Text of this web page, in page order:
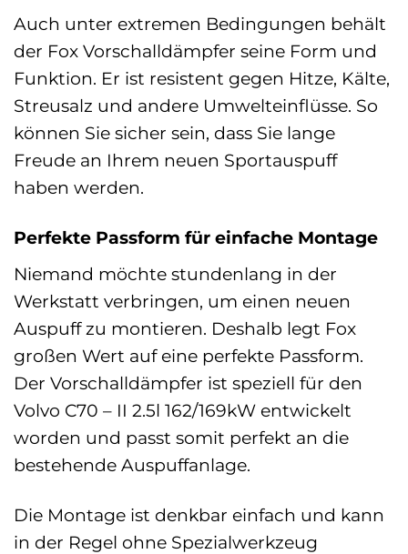
Auch unter extremen Bedingungen behält
der Fox Vorschalldämpfer seine Form und
Funktion. Er ist resistent gegen Hitze, Kälte,
Streusalz und andere Umwelteinflüsse. So
können Sie sicher sein, dass Sie lange
Freude an Ihrem neuen Sportauspuff
haben werden.
Perfekte Passform für einfache Montage
Niemand möchte stundenlang in der
Werkstatt verbringen, um einen neuen
Auspuff zu montieren. Deshalb legt Fox
großen Wert auf eine perfekte Passform.
Der Vorschalldämpfer ist speziell für den
Volvo C70 – II 2.5l 162/169kW entwickelt
worden und passt somit perfekt an die
bestehende Auspuffanlage.
Die Montage ist denkbar einfach und kann
in der Regel ohne Spezialwerkzeug